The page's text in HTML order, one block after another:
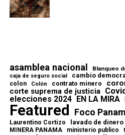
asamblea nacional Blanqueo
caja de seguro social cambio
colon Colón contrato minero
corte suprema de justicia
elecciones 2024 EN LA MIRA
Featured Foco
Laurentino Cortizo lavado de dinero
MINERA PANAMA ministerio publico